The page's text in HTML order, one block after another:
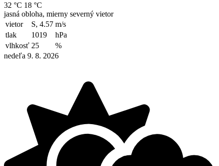
32 °C 18 °C
jasná obloha, mierny severný vietor
vietor
S, 4.57 m/s
tlak
1019
hPa
vlhkosť 25
%
nedeľa 9. 8. 2026